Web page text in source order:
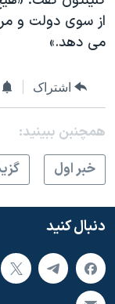
از سوی دولت و
می دهد.»
اشتراک
همچنبن ببینید:
خبر اول
دنبال کنید